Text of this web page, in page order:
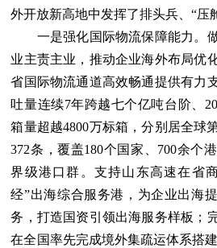
外开放新高地中发挥了排头兵、“压
一是强化国际物流保障能力。做
业主责主业，推动企业海外布局优
省国际物流通道高效畅通提供有力
吐量连续7年跨越七个亿吨台阶、
箱量超越4800万标箱，分别居全球
372条，覆盖180个国家、700余个
界级港口群。支持山东高速在省
经”出海综合服务港，为企业出海
务，打造国资引领出海服务样板；
在全国率先完成境外集疏运体系搭